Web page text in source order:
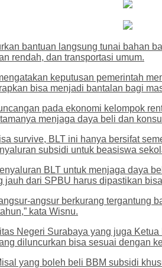
bantuan langsung tunai bahan
rendah, dan transportasi umum.
keputusan pemerintah
bisa menjadi bantalan bagi
pada ekonomi kelompok
menjaga daya beli dan
survive, BLT ini hanya bersifat
subsidi untuk beasiswa
BLT untuk menjaga daya
dari SPBU harus dipastikan
angsur berkurang
kata Wisnu.
Negeri Surabaya yang juga
diluncurkan bisa sesuai dengan
yang boleh beli BBM subsidi